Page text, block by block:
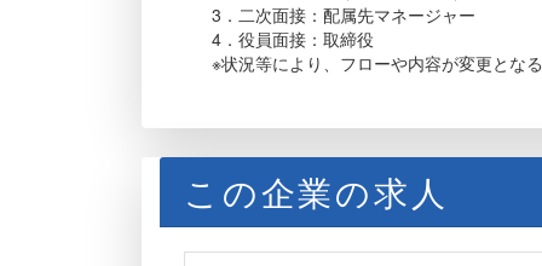
3．二次面接：配属先マネージャー
4．役員面接：取締役
※状況等により、フローや内容が変更とな
この企業の求人